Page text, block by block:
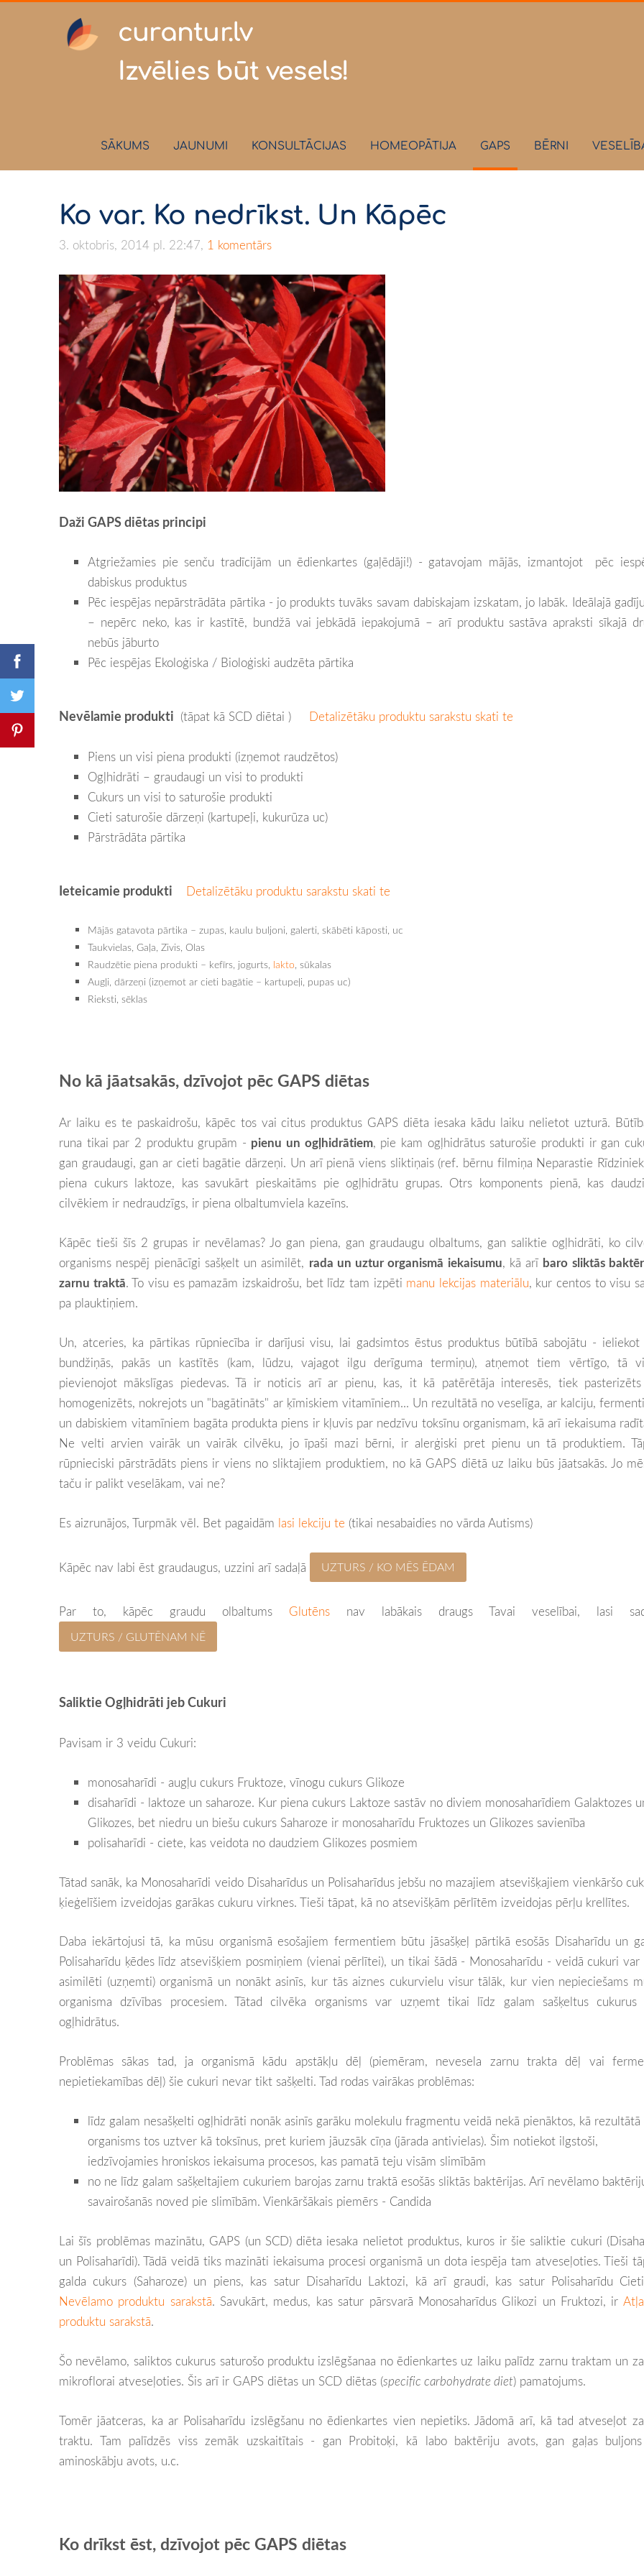
curantur.lv
Izvēlies būt vesels!
SĀKUMS JAUNUMI KONSULTĀCIJAS HOMEOPĀTIJA GAPS BĒRNI
Ko var. Ko nedrīkst. Un Kāpēc
3. oktobris, 2014 pl. 22:47, 1 komentārs
Daži GAPS diētas principi
Atgriežamies pie senču tradīcijām un ēdienkartes (gaļēdāji!) - gatavojam mājās, izmantojot pēc
dabiskus produktus
Pēc iespējas nepārstrādāta pārtika - jo produkts tuvāks savam dabiskajam izskatam, jo labāk. Ideālajā
– nepērc neko, kas ir kastītē, bundžā vai jebkādā iepakojumā – arī produktu sastāva apraksti sīkajā
nebūs jāburto
Pēc iespējas Ekoloģiska / Bioloģiski audzēta pārtika
Nevēlamie produkti (tāpat kā SCD diētai ) Detalizētāku produktu sarakstu skati te
Piens un visi piena produkti (izņemot raudzētos)
Ogļhidrāti – graudaugi un visi to produkti
Cukurs un visi to saturošie produkti
Cieti saturošie dārzeņi (kartupeļi, kukurūza uc)
Pārstrādāta pārtika
Ieteicamie produkti Detalizētāku produktu sarakstu skati te
Mājās gatavota pārtika – zupas, kaulu buljoni, galerti, skābēti kāposti, uc
Taukvielas, Gaļa, Zivis, Olas
Raudzētie piena produkti – kefīrs, jogurts, lakto, sūkalas
Augļi, dārzeņi (izņemot ar cieti bagātie – kartupeļi, pupas uc)
Rieksti, sēklas
No kā jāatsakās, dzīvojot pēc GAPS diētas
Ar laiku es te paskaidrošu, kāpēc tos vai citus produktus GAPS diēta iesaka kādu laiku nelietot uzturā.
runa tikai par 2 produktu grupām - pienu un ogļhidrātiem, pie kam ogļhidrātus saturošie produkti ir gan
gan graudaugi, gan ar cieti bagātie dārzeņi. Un arī pienā viens sliktiņais (ref. bērnu filmiņa Neparastie
piena cukurs laktoze, kas savukārt pieskaitāms pie ogļhidrātu grupas. Otrs komponents pienā, kas
cilvēkiem ir nedraudzīgs, ir piena olbaltumviela kazeīns.
Kāpēc tieši šīs 2 grupas ir nevēlamas? Jo gan piena, gan graudaugu olbaltums, gan saliktie ogļhidrāti, ko
organisms nespēj pienācīgi sašķelt un asimilēt, rada un uztur organismā iekaisumu, kā arī baro sliktās
zarnu traktā. To visu es pamazām izskaidrošu, bet līdz tam izpēti manu lekcijas materiālu, kur centos to visu
pa plauktiņiem.
Un, atceries, ka pārtikas rūpniecība ir darījusi visu, lai gadsimtos ēstus produktus būtībā sabojātu -
bundžiņās, pakās un kastītēs (kam, lūdzu, vajagot ilgu derīguma termiņu), atņemot tiem vērtīgo, tā
pievienojot mākslīgas piedevas. Tā ir noticis arī ar pienu, kas, it kā patērētāja interesēs, tiek
homogenizēts, nokrejots un "bagātināts" ar ķīmiskiem vitamīniem... Un rezultātā no veselīga, ar kalciju,
un dabiskiem vitamīniem bagāta produkta piens ir kļuvis par nedzīvu toksīnu organismam, kā arī iekaisuma
Ne velti arvien vairāk un vairāk cilvēku, jo īpaši mazi bērni, ir alerģiski pret pienu un tā produktiem.
rūpnieciski pārstrādāts piens ir viens no sliktajiem produktiem, no kā GAPS diētā uz laiku būs jāatsakās. Jo
taču ir palikt veselākam, vai ne?
Es aizrunājos, Turpmāk vēl. Bet pagaidām lasi lekciju te (tikai nesabaidies no vārda Autisms)
Kāpēc nav labi ēst graudaugus, uzzini arī sadaļā UZTURS / KO MĒS ĒDAM
Par to, kāpēc graudu olbaltums Glutēns nav labākais draugs Tavai veselībai, lasi
UZTURS / GLUTĒNAM NĒ
Saliktie Ogļhidrāti jeb Cukuri
Pavisam ir 3 veidu Cukuri:
monosaharīdi - augļu cukurs Fruktoze, vīnogu cukurs Glikoze
disaharīdi - laktoze un saharoze. Kur piena cukurs Laktoze sastāv no diviem monosaharīdiem Galaktozes
Glikozes, bet niedru un biešu cukurs Saharoze ir monosaharīdu Fruktozes un Glikozes savienība
polisaharīdi - ciete, kas veidota no daudziem Glikozes posmiem
Tātad sanāk, ka Monosaharīdi veido Disaharīdus un Polisaharīdus jebšu no mazajiem atsevišķajiem vienkāršo
ķieģelīšiem izveidojas garākas cukuru virknes. Tieši tāpat, kā no atsevišķām pērlītēm izveidojas pērļu krellītes.
Daba iekārtojusi tā, ka mūsu organismā esošajiem fermentiem būtu jāsašķeļ pārtikā esošās Disaharīdu un
Polisaharīdu ķēdes līdz atsevišķiem posmiņiem (vienai pērlītei), un tikai šādā - Monosaharīdu - veidā cukuri
asimilēti (uzņemti) organismā un nonākt asinīs, kur tās aiznes cukurvielu visur tālāk, kur vien nepieciešams
organisma dzīvības procesiem. Tātad cilvēka organisms var uzņemt tikai līdz galam sašķeltus cukurus
ogļhidrātus.
Problēmas sākas tad, ja organismā kādu apstākļu dēļ (piemēram, nevesela zarnu trakta dēļ vai
nepietiekamības dēļ) šie cukuri nevar tikt sašķelti. Tad rodas vairākas problēmas:
līdz galam nesašķelti ogļhidrāti nonāk asinīs garāku molekulu fragmentu veidā nekā pienāktos, kā rezultātā
organisms tos uztver kā toksīnus, pret kuriem jāuzsāk cīņa (jārada antivielas). Šim notiekot ilgstoši,
iedzīvojamies hroniskos iekaisuma procesos, kas pamatā teju visām slimībām
no ne līdz galam sašķeltajiem cukuriem barojas zarnu traktā esošās sliktās baktērijas. Arī nevēlamo
savairošanās noved pie slimībām. Vienkāršākais piemērs - Candida
Lai šīs problēmas mazinātu, GAPS (un SCD) diēta iesaka nelietot produktus, kuros ir šie saliktie cukuri
un Polisaharīdi). Tādā veidā tiks mazināti iekaisuma procesi organismā un dota iespēja tam atveseļoties. Tieši
galda cukurs (Saharoze) un piens, kas satur Disaharīdu Laktozi, kā arī graudi, kas satur Polisaharīdu
Nevēlamo produktu sarakstā. Savukārt, medus, kas satur pārsvarā Monosaharīdus Glikozi un Fruktozi, ir
produktu sarakstā.
Šo nevēlamo, saliktos cukurus saturošo produktu izslēgšanaa no ēdienkartes uz laiku palīdz zarnu traktam un
mikroflorai atveseļoties. Šis arī ir GAPS diētas un SCD diētas (specific carbohydrate diet) pamatojums.
Tomēr jāatceras, ka ar Polisaharīdu izslēgšanu no ēdienkartes vien nepietiks. Jādomā arī, kā tad atveseļot
traktu. Tam palīdzēs viss zemāk uzskaitītais - gan Probitoķi, kā labo baktēriju avots, gan gaļas
aminoskābju avots, u.c.
Ko drīkst ēst, dzīvojot pēc GAPS diētas